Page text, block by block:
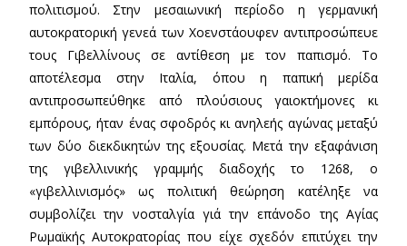
πολιτισμού. Στην μεσαιωνική περίοδο η γερμανική
αυτοκρατορική γενεά των Χοενστάουφεν αντιπροσώπευε
τους Γιβελλίνους σε αντίθεση με τον παπισμό. Το
αποτέλεσμα στην Ιταλία, όπου η παπική μερίδα
αντιπροσωπεύθηκε από πλούσιους γαιοκτήμονες κι
εμπόρους, ήταν ένας σφοδρός κι ανηλεής αγώνας μεταξύ
των δύο διεκδικητών της εξουσίας. Μετά την εξαφάνιση
της γιβελλινικής γραμμής διαδοχής το 1268, ο
«γιβελλινισμός» ως πολιτική θεώρηση κατέληξε να
συμβολίζει την νοσταλγία γιά την επάνοδο της Αγίας
Ρωμαϊκής Αυτοκρατορίας που είχε σχεδόν επιτύχει την